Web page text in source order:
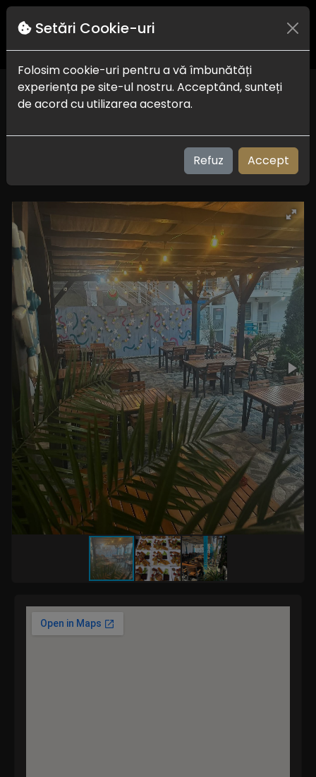
Restaurant Bianca
Delta Dunarii
0743333194
Setări Cookie-uri
Folosim cookie-uri pentru a vă îmbunătăți
experiența pe site-ul nostru. Acceptând, sunteți
de acord cu utilizarea acestora.
Refuz Accept